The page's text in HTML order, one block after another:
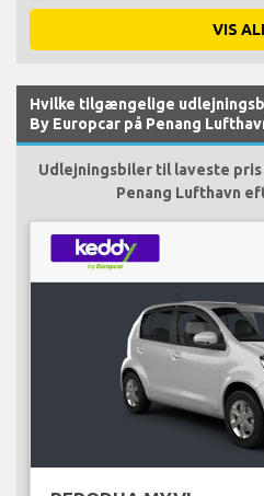
VIS
Hvilke tilgængelige
By Europcar på Penang
Udlejningsbiler til laveste pris
Penang Lufthavn